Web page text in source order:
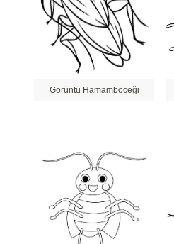
Görüntü Hamamböceği